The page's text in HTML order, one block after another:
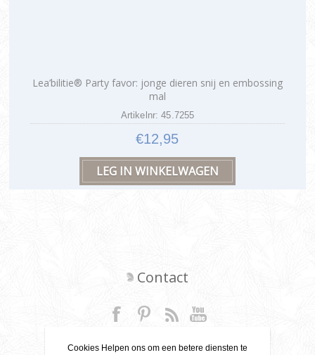
Lea’bilitie® Party favor: jonge dieren snij en embossing
mal
Artikelnr: 45.7255
€12,95
Contact
+31 6 22 79 49 42
Cookies Helpen ons om een betere diensten te